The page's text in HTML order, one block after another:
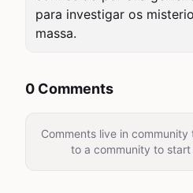
para investigar os
massa.
0 Comments
Comments live in
to a community to